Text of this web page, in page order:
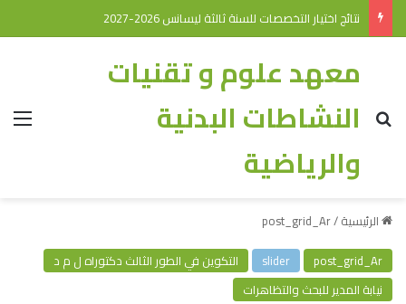
نتائج اختيار التخصصات للسنة ثالثة ليسانس 2026-2027
معهد علوم و تقنيات
النشاطات البدنية
والرياضية
الرئيسية/
post_grid_Ar
post_grid_Ar
slider
التكوين في الطور الثالث دكتوراه ل م د
نيابة المدير للبحث والتظاهرات